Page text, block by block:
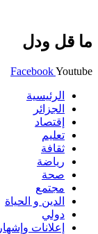
ما قل ودل
FacebookYoutube
الرئيسية
الجزائر
إقتصاد
تعليم
ثقافة
رياضة
صحة
مجتمع
الدين و الحياة
دولي
إعلانات وإشهار